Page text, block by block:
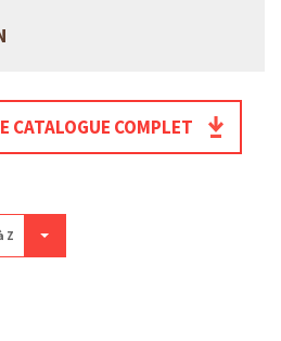
CATALOGUE COMPLET
Z